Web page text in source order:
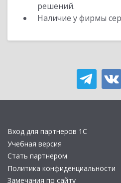
решений.
Наличие у фирмы
Вход для партнеров 1С
Учебная версия
Стать партнером
Политика конфиденциальности
Замечания по сайту